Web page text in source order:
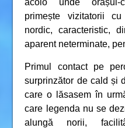
acolo unde orașul-
primește vizitatorii
nordic, caracteristic,
aparent neterminate,
Primul contact pe
surprinzător de cald și
care o lăsasem în
care legenda nu se
alungă norii,